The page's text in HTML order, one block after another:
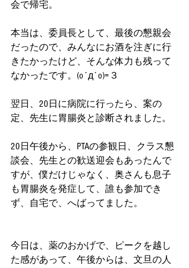
会で帰宅。
本当は、委員長として、最後の懇親会
だったので、みんなにお酒を注ぎに行
きたかったけど、そんな体力も残って
なかったです。(o´д`o)=３
翌日、20日に病院に行ったら、案の
定、先生に胃腸炎と診断されました。
20日午後から、PTAの参観日、クラス懇
談会、先生との歓送迎会もあったんで
すが、僕だけじゃなく、奥さんも息子
も胃腸炎を発症して、誰も参加でき
ず、自宅で、へばってました。
今日は、薬のおかげで、ピークを越し
た感があって、午後からは、文旦の人